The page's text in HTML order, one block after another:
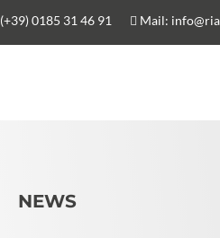
(+39) 0185 31 46 91  Mail:
NEWS